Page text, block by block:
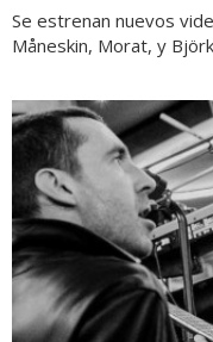
Se estrenan nuevos
Måneskin, Morat, y